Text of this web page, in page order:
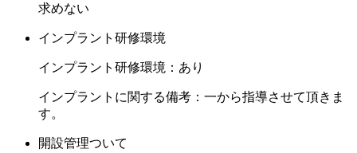
求めない
インプラント研修環境
インプラント研修環境：あり
インプラントに関する備考：一から指導させて頂きま
す。
開設管理ついて